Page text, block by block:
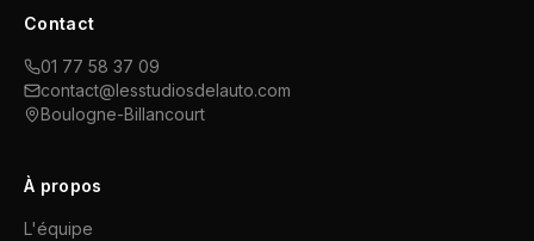
Contact
01 77 58 37 09
contact@lesstudiosdelauto.com
Boulogne-Billancourt
À propos
L'équipe